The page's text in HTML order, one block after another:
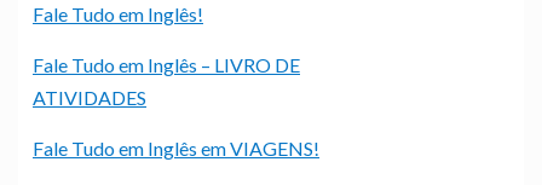
Fale Tudo em Inglês!
Fale Tudo em Inglês – LIVRO DE
ATIVIDADES
Fale Tudo em Inglês em VIAGENS!